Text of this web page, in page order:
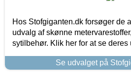
Hos Stofgiganten.dk forsøger de
udvalg af skønne
sytilbehør. Klik her for at se deres
Se udvalget på